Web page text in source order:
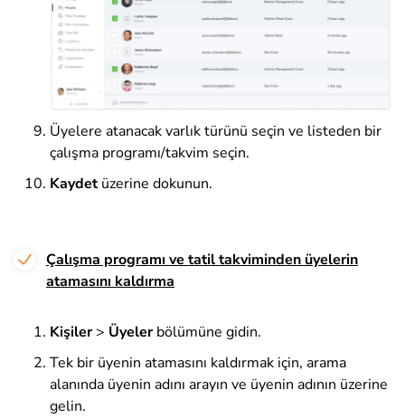
Üyelere atanacak varlık türünü seçin ve listeden bir
çalışma programı/takvim seçin.
Kaydetüzerine dokunun.
Çalışma programı ve tatil takviminden üyelerin
atamasını kaldırma
Kişiler> Üyelerbölümüne gidin.
Tek bir üyenin atamasını kaldırmak için, arama
alanında üyenin adını arayın ve üyenin adının üzerine
gelin.